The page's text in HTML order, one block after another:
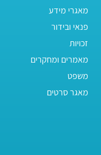
מאגרי מידע
פנאי ובידור
זכויות
מאמרים ומחקרים
משפט
מאגר סרטים